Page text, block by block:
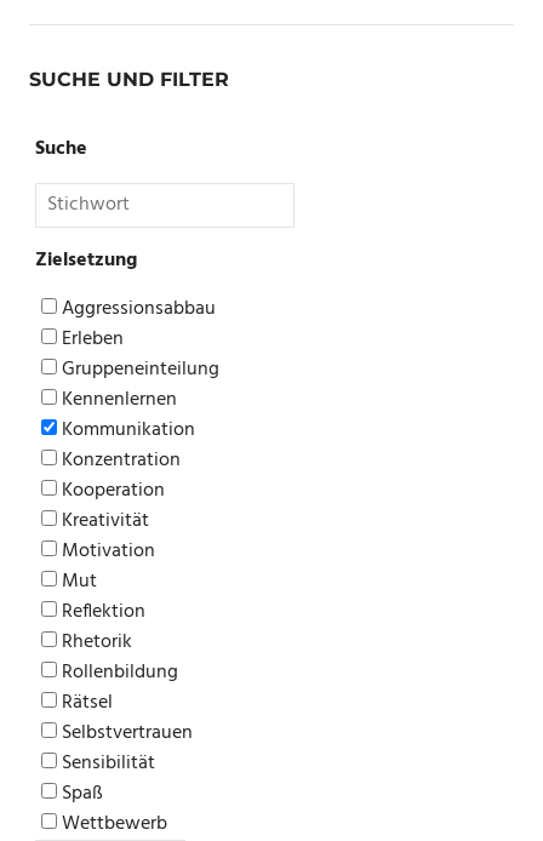
der
Beiträge
SUCHE UND FILTER
Suche
Zielsetzung
Aggressionsabbau
Erleben
Gruppeneinteilung
Kennenlernen
Kommunikation
Konzentration
Kooperation
Kreativität
Motivation
Mut
Reflektion
Rhetorik
Rollenbildung
Rätsel
Selbstvertrauen
Sensibilität
Spaß
Wettbewerb